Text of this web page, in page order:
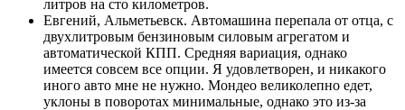
литров на сто километров.
Евгений, Альметьевск. Автомашина перепала от отца, с
двухлитровым бензиновым силовым агрегатом и
автоматической КПП. Средняя вариация, однако
имеется совсем все опции. Я удовлетворен, и никакого
иного авто мне не нужно. Мондео великолепно едет,
уклоны в поворотах минимальные, однако это из-за